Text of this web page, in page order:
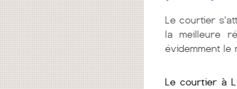
Le courtier
la meilleure
évidemment le
Le courtier à